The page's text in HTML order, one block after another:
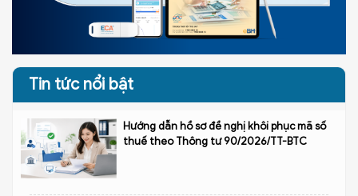
Tin tức nổi bật
Hướng dẫn hồ sơ đề nghị khôi phục mã số
thuế theo Thông tư 90/2026/TT-BTC